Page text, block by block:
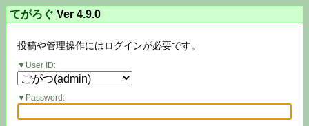
てがろぐ Ver 4.9.0
投稿や管理操作にはログインが必要です。
User ID:
Password: